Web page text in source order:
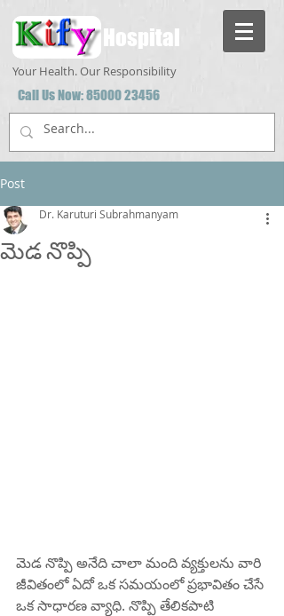
Hospital
Your Health. Our Responsibility
Call Us Now:85000 23456
Post
మెడ నొప్పి
Dr. Karuturi Subrahmanyam
మెడ నొప్పి అనేది చాలా మంది వ్యక్తులను వారి
జీవితంలో ఏదో ఒక సమయంలో ప్రభావితం చేసే
ఒక సాధారణ వ్యాధి. నొప్పి తేలికపాటి